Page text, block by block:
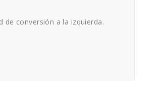
de conversión a la izquierda.